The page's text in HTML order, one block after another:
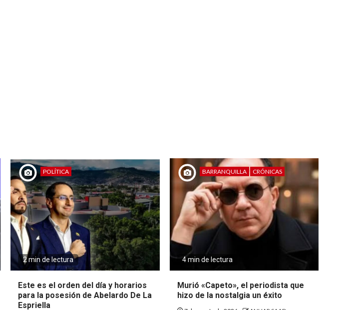
POLÍTICA
2 min de lectura
Este es el orden del día y horarios
para la posesión de Abelardo De La
Espriella
BARRANQUILLA CRÓNICAS
4 min de lectura
Murió «Capeto», el periodista que
hizo de la nostalgia un éxito